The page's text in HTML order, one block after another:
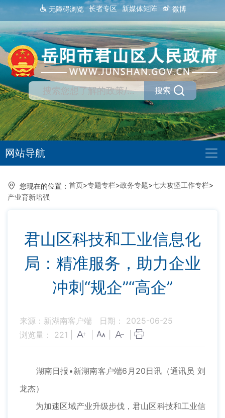
无障碍浏览 长者专区 新媒体矩阵 微博
搜索
网站导航
您现在的位置： 首页>专题专栏>政务专题>七大攻坚工作专栏>
产业育新培强
君山区科技和工业信息化
局：精准服务，助力企业
冲刺“规企”“高企”
来源：新湖南客户端
日期： 2025-06-25
浏览量： 221
湖南日报•新湖南客户端6月20日讯（通讯员 刘
龙杰）
为加速区域产业升级步伐，君山区科技和工业信